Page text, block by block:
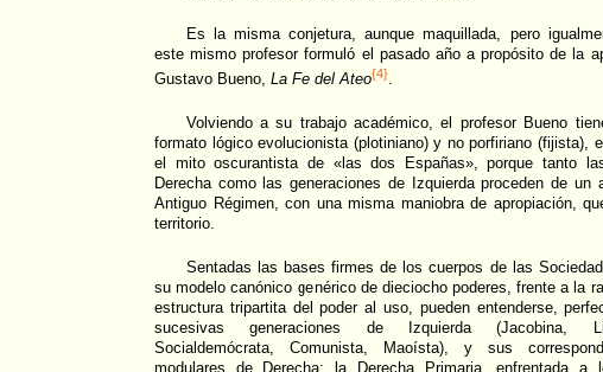
Es la misma conjetura, aunque maquillada, pero
este mismo profesor formuló el pasado año a propósito de la
Gustavo Bueno, La Fe del Ateo{4}.
Volviendo a su trabajo académico, el profesor Bueno
formato lógico evolucionista (plotiniano) y no porfiriano (fijista),
el mito oscurantista de «las dos Españas», porque tanto
Derecha como las generaciones de Izquierda proceden de un
Antiguo Régimen, con una misma maniobra de apropiación,
territorio.
Sentadas las bases firmes de los cuerpos de las
su modelo canónico genérico de dieciocho poderes, frente a la
estructura tripartita del poder al uso, pueden entenderse,
sucesivas generaciones de Izquierda (Jacobina,
Socialdemócrata, Comunista, Maoísta), y sus
modulares de Derecha: la Derecha Primaria, enfrentada